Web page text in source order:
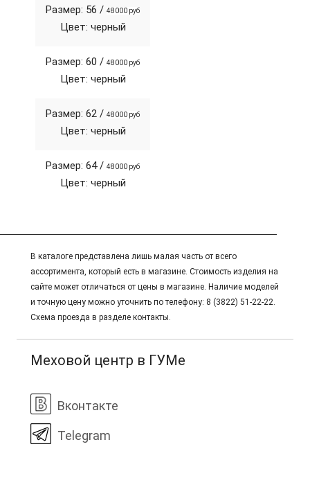
Размер: 56 / 48000 руб
Цвет: черный
Размер: 60 / 48000 руб
Цвет: черный
Размер: 62 / 48000 руб
Цвет: черный
Размер: 64 / 48000 руб
Цвет: черный
В каталоге представлена лишь малая часть от всего
ассортимента, который есть в магазине. Стоимость изделия на
сайте может отличаться от цены в магазине. Наличие моделей
и точную цену можно уточнить по телефону: 8 (3822) 51-22-22.
Схема проезда в разделе контакты.
Меховой центр в ГУМе
Вконтакте
Telegram